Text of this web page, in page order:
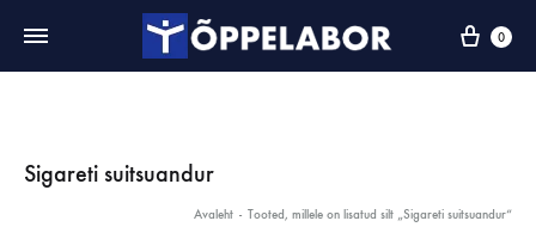
0
Sigareti suitsuandur
Avaleht - Tooted, millele on lisatud silt „Sigareti suitsuandur“